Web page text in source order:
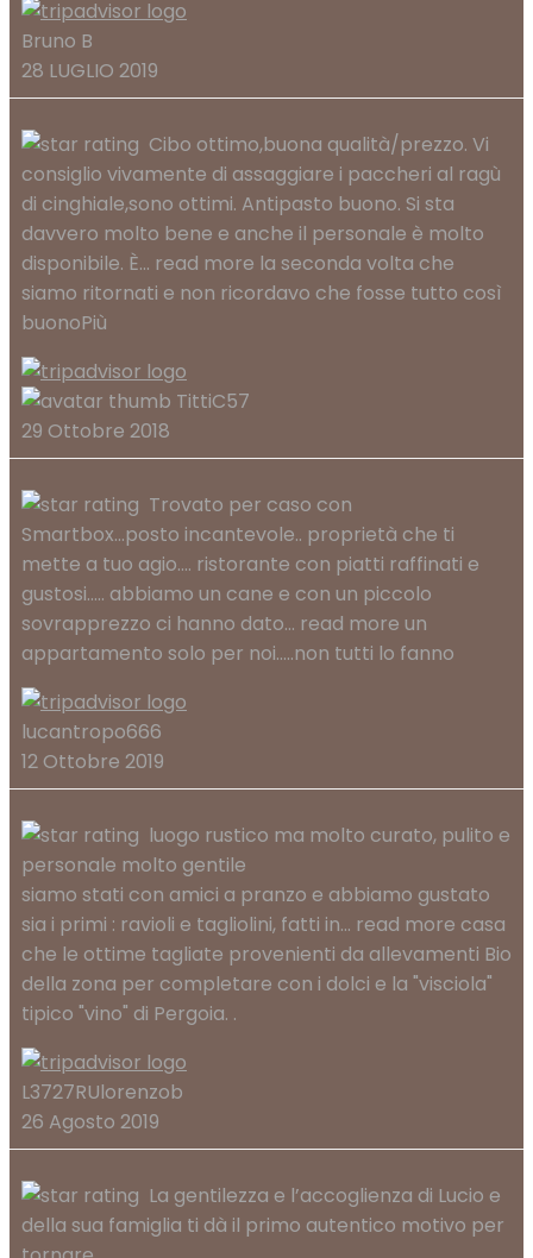
Bruno B
28 LUGLIO 2019
Cibo ottimo,buona qualità/prezzo. Vi
consiglio vivamente di assaggiare i paccheri al ragù
di cinghiale,sono ottimi. Antipasto buono. Si sta
davvero molto bene e anche il personale è molto
disponibile. È... read more la seconda volta che
siamo ritornati e non ricordavo che fosse tutto così
buonoPiù
TittiC57
29 Ottobre 2018
Trovato per caso con
Smartbox...posto incantevole.. proprietà che ti
mette a tuo agio.... ristorante con piatti raffinati e
gustosi..... abbiamo un cane e con un piccolo
sovrapprezzo ci hanno dato... read more un
appartamento solo per noi.....non tutti lo fanno
lucantropo666
12 Ottobre 2019
luogo rustico ma molto curato, pulito e
personale molto gentile
siamo stati con amici a pranzo e abbiamo gustato
sia i primi : ravioli e tagliolini, fatti in... read more casa
che le ottime tagliate provenienti da allevamenti Bio
della zona per completare con i dolci e la "visciola"
tipico "vino" di Pergoia. .
L3727RUlorenzob
26 Agosto 2019
La gentilezza e l’accoglienza di Lucio e
della sua famiglia ti dà il primo autentico motivo per